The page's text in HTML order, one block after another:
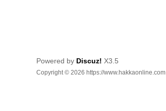
Powered by Discuz! X3.5
Copyright © 2026 https://www.hakkaonline.com